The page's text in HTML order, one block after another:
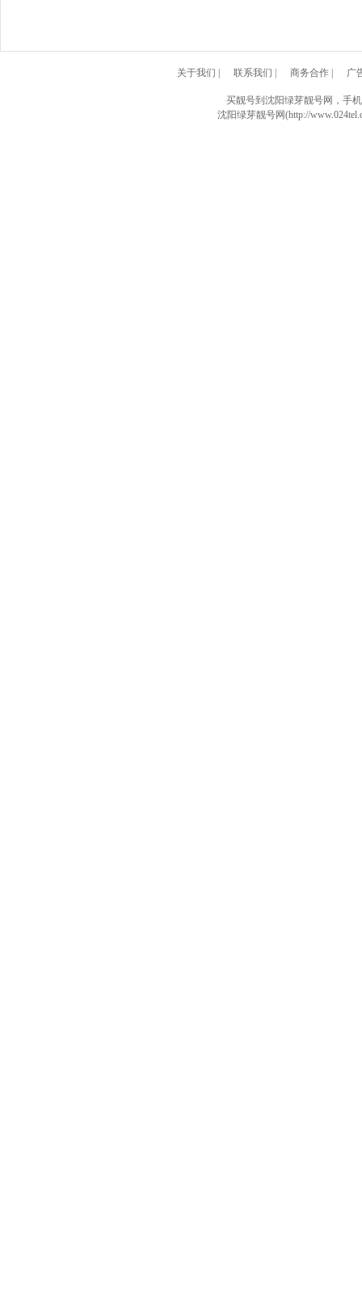
关于我们 联系我们 商务合作| 广
买靓号到沈阳绿芽靓号网，手
沈阳绿芽靓号网(http://